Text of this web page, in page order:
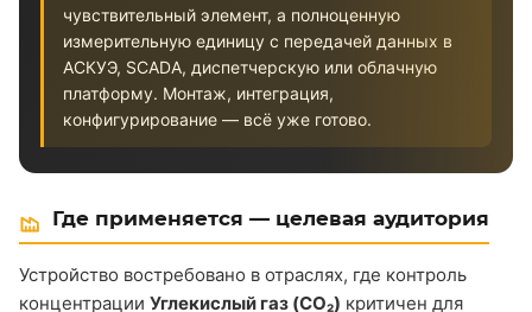
чувствительный элемент, а полноценную
измерительную единицу с передачей данных в
АСКУЭ, SCADA, диспетчерскую или облачную
платформу. Монтаж, интеграция,
конфигурирование — всё уже готово.
Где применяется — целевая аудитория
Устройство востребовано в отраслях, где контроль
концентрации Углекислый газ (CO₂) критичен для